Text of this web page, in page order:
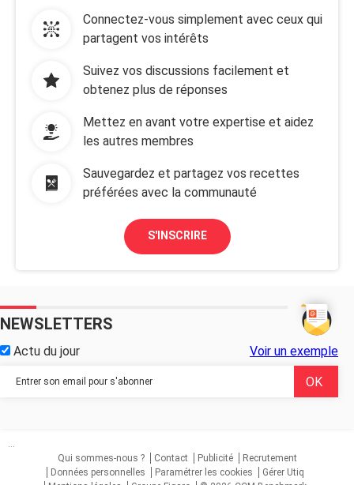
Connectez-vous simplement avec ceux qui
partagent vos intérêts
Suivez vos discussions facilement et
obtenez plus de réponses
Mettez en avant votre expertise et aidez
les autres membres
Sauvegardez et partagez vos recettes
préférées avec la communauté
S'INSCRIRE
NEWSLETTERS
Actu du jour Voir un exemple
...
Qui sommes-nous ?
Contact Publicité
Recrutement
Données personnelles
Paramétrer les cookies
Gérer Utiq